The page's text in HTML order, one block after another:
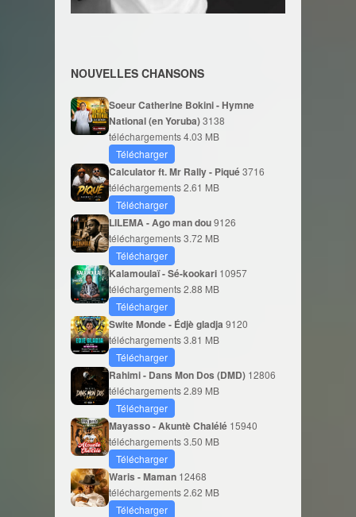
NOUVELLES CHANSONS
Soeur Catherine Bokini - Hymne
National (en Yoruba)3138
téléchargements4.03 MB
Télécharger
Calculator ft. Mr Rally - Piqué3716
téléchargements2.61 MB
Télécharger
LILEMA - Ago man dou9126
téléchargements3.72 MB
Télécharger
Kalamoulaï - Sé-kookari 10957
téléchargements2.88 MB
Télécharger
Swite Monde - Édjè gladja 9120
téléchargements3.81 MB
Télécharger
Rahimi - Dans Mon Dos (DMD) 12806
téléchargements2.89 MB
Télécharger
Mayasso - Akuntè Chalélé 15940
téléchargements3.50 MB
Télécharger
Waris - Maman 12468
téléchargements2.62 MB
Télécharger